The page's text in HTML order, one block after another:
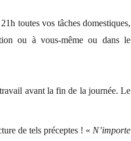
toutes vos tâches domestiques,
ou à vous-même ou dans le
avant la fin de la journée. Le
de tels préceptes ! « N’importe